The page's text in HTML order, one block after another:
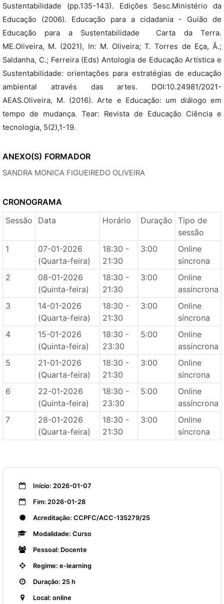
Sustentabilidade (pp.135-143). Edições Sesc.Ministério da
Educação (2006). Educação para a cidadania - Guião de
Educação para a Sustentabilidade  Carta da Terra.
ME.Oliveira, M. (2021), In: M. Oliveira; T. Torres de Eça, Â.;
Saldanha, C.; Ferreira (Eds) Antologia de Educação Artística e
Sustentabilidade: orientações para estratégias de educação
ambiental através das artes. DOI:10.24981/2021-
AEAS.Oliveira, M. (2016). Arte e Educação: um diálogo em
tempo de mudança. Tear: Revista de Educação Ciência e
tecnologia, 5(2),1-19.
ANEXO(S) FORMADOR
SANDRA MONICA FIGUEIREDO OLIVEIRA
CRONOGRAMA
Sessão
Data Horário Duração Tipo de
sessão
1
07-01-2026
(Quarta-feira)
18:30 -
21:30
3:00
Online
síncrona
2
08-01-2026
(Quinta-feira)
18:30 -
21:30
3:00
Online
assíncrona
3
14-01-2026
(Quarta-feira)
18:30 -
21:30
3:00
Online
síncrona
4
15-01-2026
(Quinta-feira)
18:30 -
23:30
5:00
Online
assíncrona
5
21-01-2026
(Quarta-feira)
18:30 -
21:30
3:00
Online
síncrona
6
22-01-2026
(Quinta-feira)
18:30 -
23:30
5:00
Online
assíncrona
7
28-01-2026
(Quarta-feira)
18:30 -
21:30
3:00
Online
síncrona
Início: 2026-01-07
Fim: 2026-01-28
Acreditação: CCPFC/ACC-135279/25
Modalidade: Curso
Pessoal: Docente
Regime: e-learning
Duração: 25 h
Local: online